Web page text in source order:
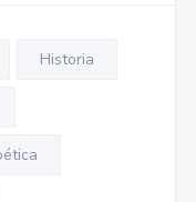
Historia